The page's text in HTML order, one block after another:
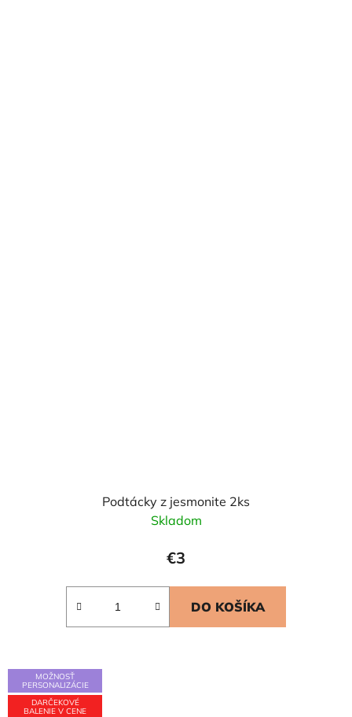
Podtácky z jesmonite 2ks
Skladom
€3
DO KOŠÍKA
MOŽNOSŤ
PERSONALIZÁCIE
DARČEKOVÉ
BALENIE V CENE